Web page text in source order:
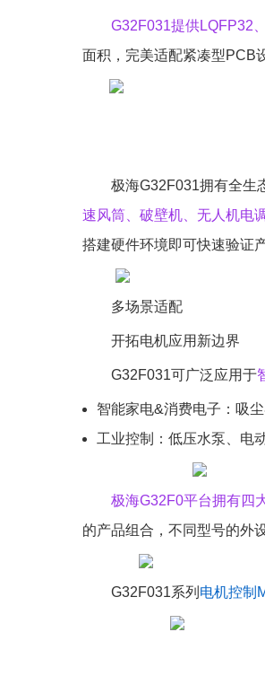
G32F031提供LQFP32
面积，完美适配紧凑型PCB
极海G32F031拥有全生
速风筒、破壁机、无人机电
搭建硬件环境即可快速验证
多场景适配
开拓电机应用新边界
G32F031可广泛应用于
智能家电&消费电子：吸
工业控制：低压水泵、电
极海G32F0平台拥有四
的产品组合，不同型号的外
G32F031系列 电机控制